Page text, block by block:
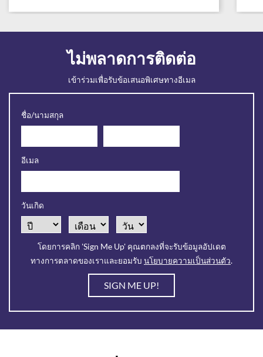
ไม่พลาดการติดต่อ
เข้าร่วมเพื่อรับข้อเสนอพิเศษทางอีเมล
Revinate
Sign
Form
Sample.
ชื่อ/นามสกุล
อีเมล
วันเกิด
โดยการคลิก 'Sign Me Up' คุณตกลงที่จะรับข้อมูลอัปเดต
ทางการตลาดของเราและยอมรับ นโยบายความเป็นส่วนตัว.
SIGN ME UP!